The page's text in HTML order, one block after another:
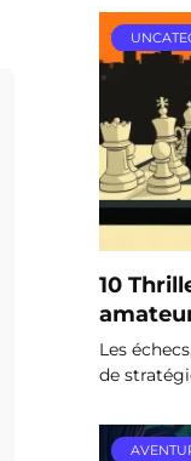
10
Les
de